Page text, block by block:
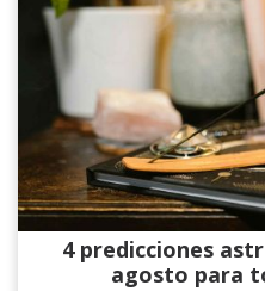
4 predicciones
agosto para